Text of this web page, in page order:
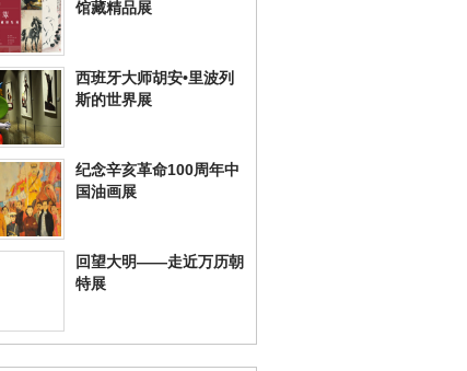
馆藏精品展
西班牙大师胡安•里波列
斯的世界展
纪念辛亥革命100周年中
国油画展
回望大明——走近万历朝
特展